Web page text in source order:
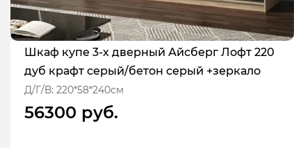
Шкаф купе 3-х дверный Айсберг Лофт 220
дуб крафт серый/бетон серый +зеркало
Д/Г/В: 220*58*240см
56300 руб.